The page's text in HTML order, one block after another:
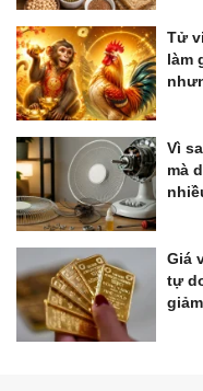
Tử
làm
Vì
mà
Giá
tự